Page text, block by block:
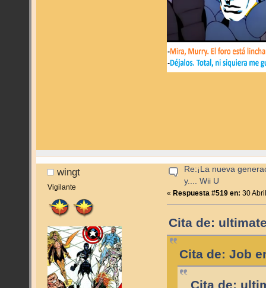
wingt
Vigilante
Re:¡La nueva
y.... Wii U
« Respuesta #519 en: 30
Cita de:
Cita de: Job